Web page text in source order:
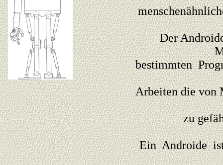
Der
bestimmten
Arbeiten die von
zu
Ein Androide